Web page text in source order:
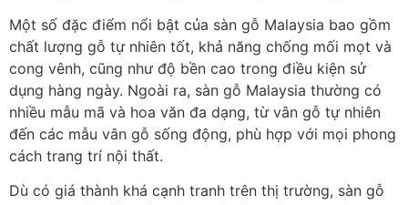
Một số đặc điểm nổi bật của sàn gỗ Malaysia bao gồm
chất lượng gỗ tự nhiên tốt, khả năng chống mối mọt và
cong vênh, cũng như độ bền cao trong điều kiện sử
dụng hàng ngày. Ngoài ra, sàn gỗ Malaysia thường có
nhiều mẫu mã và hoa văn đa dạng, từ vân gỗ tự nhiên
đến các mẫu vân gỗ sống động, phù hợp với mọi phong
cách trang trí nội thất.
Dù có giá thành khá cạnh tranh trên thị trường, sàn gỗ